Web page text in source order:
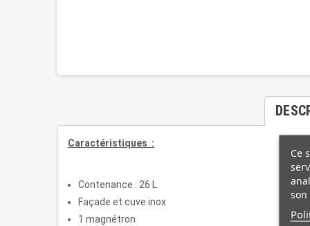
Caractéristiques :
Contenance : 26 L
Façade et cuve inox
1 magnétron
Ce
son